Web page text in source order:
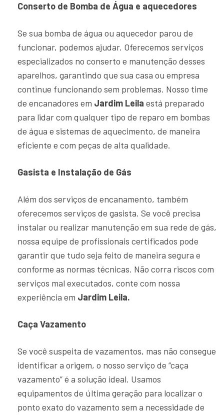
Conserto de Bomba de Água e aquecedores
Se sua bomba de água ou aquecedor parou de
funcionar, podemos ajudar. Oferecemos serviços
especializados no conserto e manutenção desses
aparelhos, garantindo que sua casa ou empresa
continue funcionando sem problemas. Nosso time
de encanadores em Jardim Leila está preparado
para lidar com qualquer tipo de reparo em bombas
de água e sistemas de aquecimento, de maneira
eficiente e com peças de alta qualidade.
Gasista e Instalação de Gás
Além dos serviços de encanamento, também
oferecemos serviços de gasista. Se você precisa
instalar ou realizar manutenção em sua rede de gás,
nossa equipe de profissionais certificados pode
garantir que tudo seja feito de maneira segura e
conforme as normas técnicas. Não corra riscos com
serviços mal executados, conte com nossa
experiência em Jardim Leila.
Caça Vazamento
Se você suspeita de vazamentos, mas não consegue
identificar a origem, o nosso serviço de “caça
vazamento” é a solução ideal. Usamos
equipamentos de última geração para localizar o
ponto exato do vazamento sem a necessidade de